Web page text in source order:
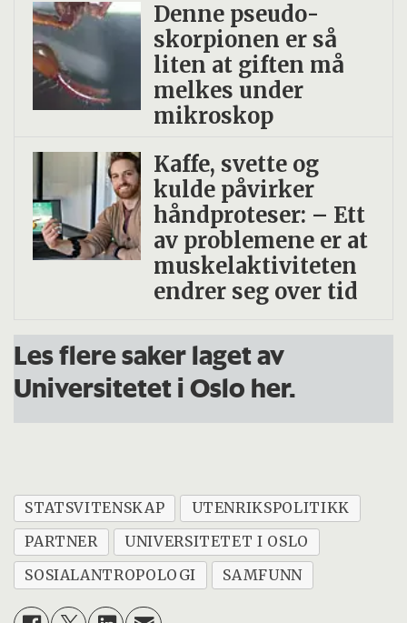
Denne pseudo­
skorpionen er så
liten at giften må
melkes under
mikroskop
Kaffe, svette og
kulde påvirker
håndproteser: – Ett
av problemene er at
muskelaktiviteten
endrer seg over tid
Les flere saker laget av
Universitetet i Oslo her.
STATSVITENSKAP
UTENRIKSPOLITIKK
PARTNER
UNIVERSITETET I OSLO
SOSIALANTROPOLOGI
SAMFUNN